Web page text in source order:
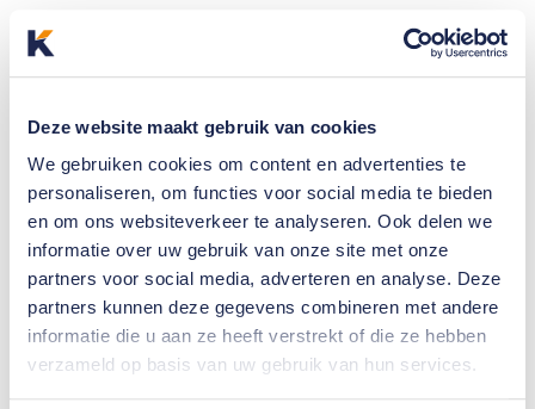
Deze website maakt gebruik van cookies
We gebruiken cookies om content en advertenties te
personaliseren, om functies voor social media te bieden
en om ons websiteverkeer te analyseren. Ook delen we
informatie over uw gebruik van onze site met onze
partners voor social media, adverteren en analyse. Deze
partners kunnen deze gegevens combineren met andere
informatie die u aan ze heeft verstrekt of die ze hebben
verzameld op basis van uw gebruik van hun services.